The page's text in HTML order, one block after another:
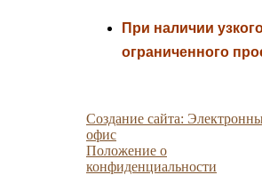
При наличии
ограниченного
Создание сайта:
офис
Положение о
конфиденциальности